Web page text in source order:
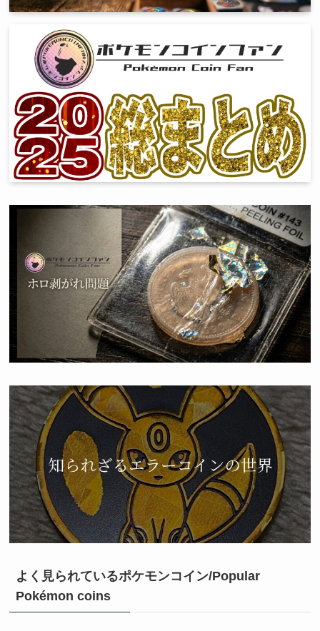
よく見られているポケモンコイン/Popular
Pokémon coins